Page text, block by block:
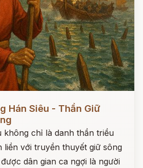
Hán Siêu - Thần Giữ
không chỉ là danh thần triều
liền với truyền thuyết giữ sông
dân gian ca ngợi là người